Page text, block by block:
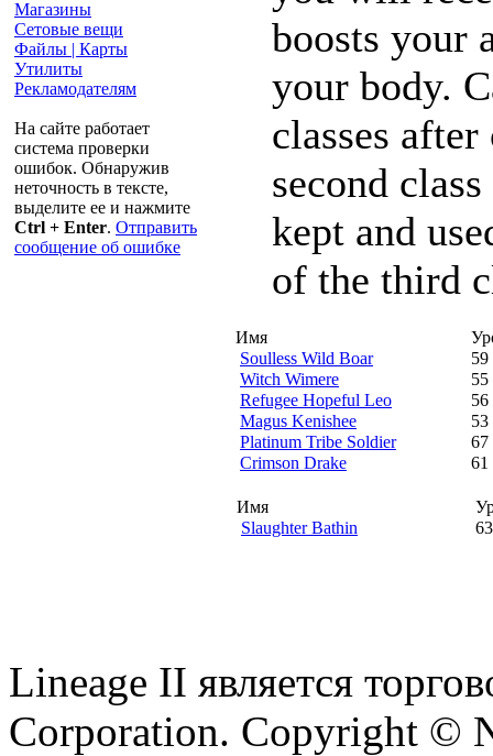
Магазины
Сетовые вещи
Файлы | Карты
Утилиты
Рекламодателям
На сайте работает
система проверки
ошибок. Обнаружив
неточность в тексте,
выделите ее и нажмите
Ctrl + Enter. Отправить
сообщение об ошибке
boosts your
your body.
classes
second
kept and
of the third
Имя
Soulless Wild Boar
59
Witch Wimere
55
Refugee Hopeful Leo
56
Magus Kenishee
53
Platinum Tribe Soldier
67
Crimson Drake
61
Имя
Slaughter Bathin
63
Lineage II является
Corporation. Copyright ©